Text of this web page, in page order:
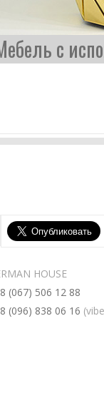
с
HOUSE
(067) 506 12 88
(096) 838 06 16